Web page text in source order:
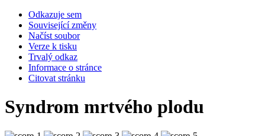
Odkazuje sem
Související změny
Načíst soubor
Verze k tisku
Trvalý odkaz
Informace o stránce
Citovat stránku
Syndrom mrtvého plodu